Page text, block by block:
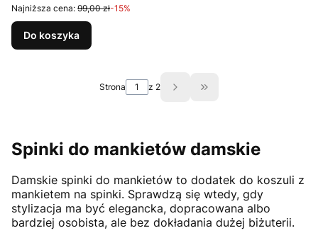
Najniższa cena: 99,00 zł-15%
Do koszyka
Strona z 2 Przejdź do ostatniej
Spinki do mankietów damskie
Damskie spinki do mankietów to dodatek do koszuli z
mankietem na spinki. Sprawdzą się wtedy, gdy
stylizacja ma być elegancka, dopracowana albo
bardziej osobista, ale bez dokładania dużej biżuterii.